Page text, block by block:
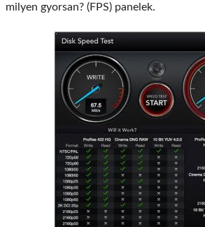
milyen gyorsan? (FPS) panelek.